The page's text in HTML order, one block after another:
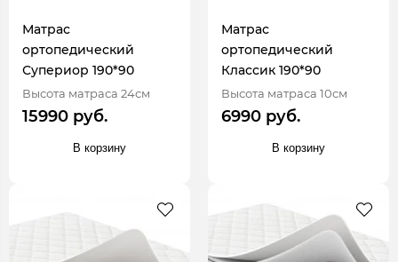
Матрас
ортопедический
Супериор 190*90
Высота матраса 24см
15990 руб.
В корзину
Матрас
ортопедический
Классик 190*90
Высота матраса 10см
6990 руб.
В корзину